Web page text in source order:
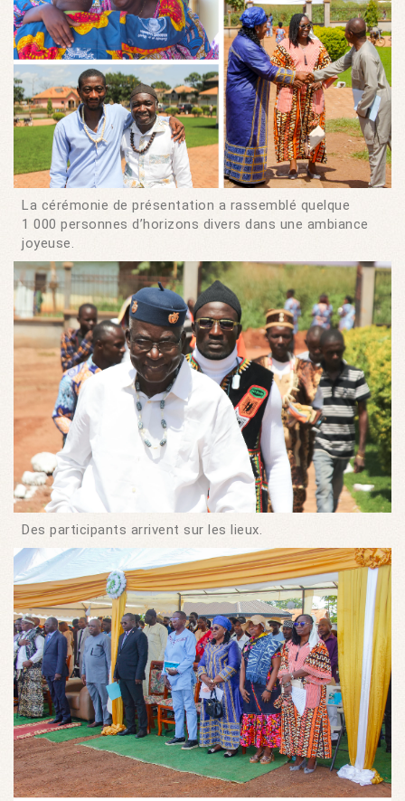
La cérémonie de présentation a rassemblé quelque
1 000 personnes d’horizons divers dans une ambiance
joyeuse.
Des participants arrivent sur les lieux.